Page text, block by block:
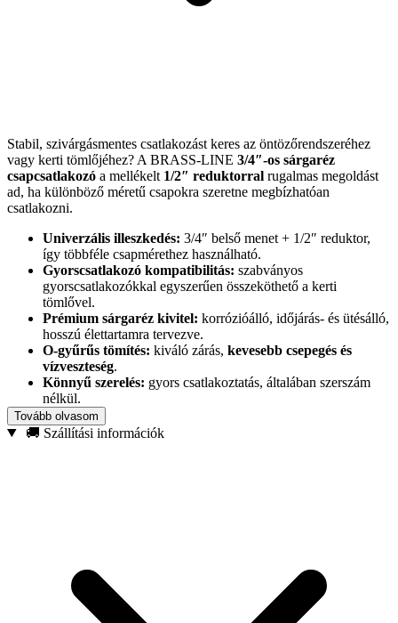
Stabil, szivárgásmentes csatlakozást keres az öntözőrendszeréhez
vagy kerti tömlőjéhez? A BRASS-LINE 3/4″-os sárgaréz
csapcsatlakozó a mellékelt 1/2″ reduktorral rugalmas megoldást
ad, ha különböző méretű csapokra szeretne megbízhatóan
csatlakozni.
Univerzális illeszkedés: 3/4″ belső menet + 1/2″ reduktor,
így többféle csapmérethez használható.
Gyorscsatlakozó kompatibilitás: szabványos
gyorscsatlakozókkal egyszerűen összeköthető a kerti
tömlővel.
Prémium sárgaréz kivitel: korrózióálló, időjárás- és ütésálló,
hosszú élettartamra tervezve.
O-gyűrűs tömítés: kiváló zárás, kevesebb csepegés és
vízveszteség.
Könnyű szerelés: gyors csatlakoztatás, általában szerszám
nélkül.
Ideális választáskerti öntözéshez
Tovább olvasom
🚚 Szállítási információk